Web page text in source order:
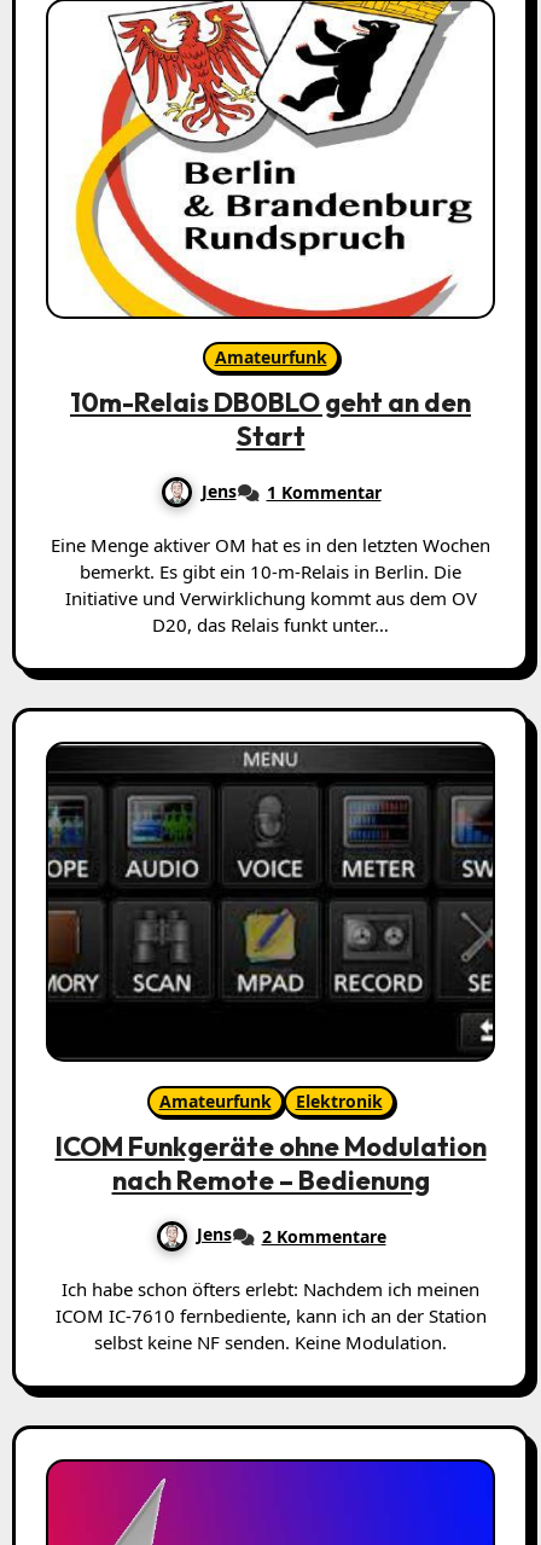
Amateurfunk
10m-Relais DB0BLO geht an den
Start
Jens 1 Kommentar
Eine Menge aktiver OM hat es in den letzten Wochen
bemerkt. Es gibt ein 10-m-Relais in Berlin. Die
Initiative und Verwirklichung kommt aus dem OV
D20, das Relais funkt unter…
Amateurfunk Elektronik
ICOM Funkgeräte ohne Modulation
nach Remote – Bedienung
Jens 2 Kommentare
Ich habe schon öfters erlebt: Nachdem ich meinen
ICOM IC-7610 fernbediente, kann ich an der Station
selbst keine NF senden. Keine Modulation.